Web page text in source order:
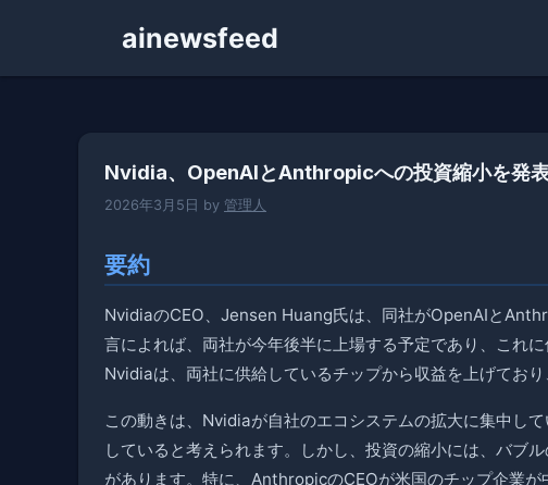
ainewsfeed
Nvidia、OpenAIとAnthropicへの投資縮小を発表
2026年3月5日 by 管理人
要約
NvidiaのCEO、Jensen Huang氏は、同社がOpenAIと
言によれば、両社が今年後半に上場する予定であり、これ
Nvidiaは、両社に供給しているチップから収益を上げてお
この動きは、Nvidiaが自社のエコシステムの拡大に集中し
していると考えられます。しかし、投資の縮小には、バブ
があります。特に、AnthropicのCEOが米国のチップ企業